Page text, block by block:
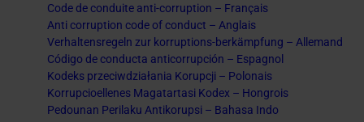
Code de conduite anti-corruption – Français
Anti corruption code of conduct – Anglais
Verhaltensregeln zur korruptions-berkämpfung – Allemand
Código de conducta anticorrupción – Espagnol
Kodeks przeciwdziałania Korupcji – Polonais
Korrupcioellenes Magatartasi Kodex – Hongrois
Pedounan Perilaku Antikorupsi – Bahasa Indo